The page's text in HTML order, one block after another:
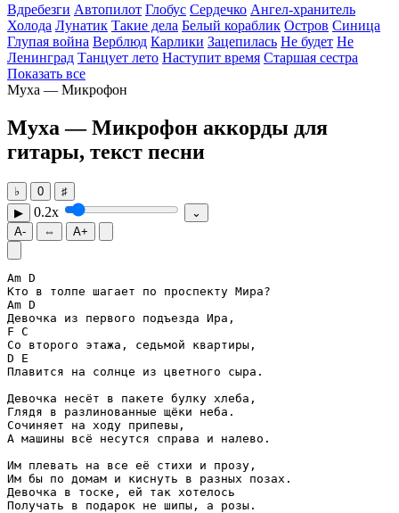
Вдребезги Автопилот Глобус Сердечко Ангел-хранитель
Холода Лунатик Такие дела Белый кораблик Остров Синица
Глупая война Верблюд Карлики Зацепилась Не будет Не
Ленинград Танцует лето Наступит время Старшая сестра
Показать все
Муха — Микрофон
Муха — Микрофон аккорды для
гитары, текст песни
♭ 0
♯
▶
0.2x
⌄
A-
⇔ A+
Am D
Am D
F C
D
E
Плавится на солнце из цветного сыра.
Девочка несёт в пакете булку хлеба,
Глядя в разлинованные щёки неба.
Сочиняет на ходу припевы,
А машины всё несутся справа и налево.
Им плевать на все её стихи и прозу,
Им бы по домам и киснуть в разных позах.
Девочка в тоске, ей так хотелось
Получать в подарок не шипы, а розы.